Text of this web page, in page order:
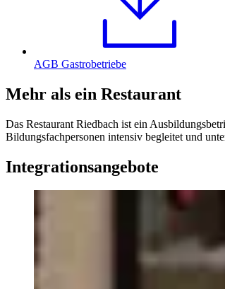
AGB Gastrobetriebe
Mehr als ein Restaurant
Das Restaurant Riedbach ist ein
Bildungsfachpersonen intensiv begleitet und
Integrationsangebote